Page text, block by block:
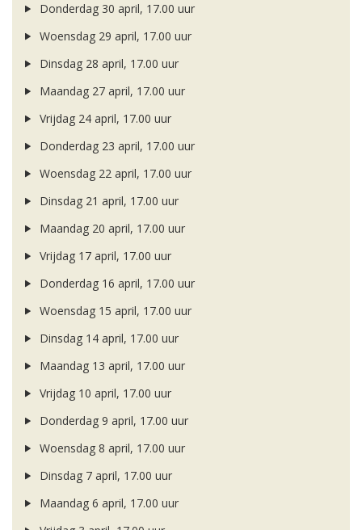
Donderdag 30 april, 17.00 uur
Woensdag 29 april, 17.00 uur
Dinsdag 28 april, 17.00 uur
Maandag 27 april, 17.00 uur
Vrijdag 24 april, 17.00 uur
Donderdag 23 april, 17.00 uur
Woensdag 22 april, 17.00 uur
Dinsdag 21 april, 17.00 uur
Maandag 20 april, 17.00 uur
Vrijdag 17 april, 17.00 uur
Donderdag 16 april, 17.00 uur
Woensdag 15 april, 17.00 uur
Dinsdag 14 april, 17.00 uur
Maandag 13 april, 17.00 uur
Vrijdag 10 april, 17.00 uur
Donderdag 9 april, 17.00 uur
Woensdag 8 april, 17.00 uur
Dinsdag 7 april, 17.00 uur
Maandag 6 april, 17.00 uur